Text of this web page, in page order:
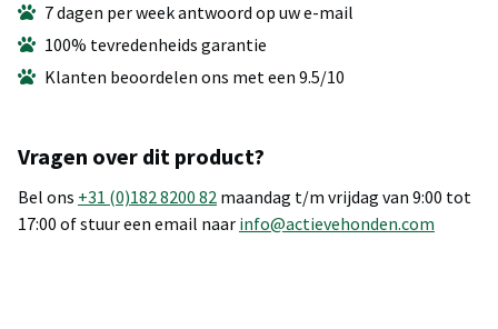
7 dagen per week antwoord op uw e-mail
100% tevredenheids garantie
Klanten beoordelen ons met een 9.5/10
Vragen over dit product?
Bel ons +31 (0)182 8200 82 maandag t/m vrijdag van 9:00 tot
17:00 of stuur een email naar info@actievehonden.com